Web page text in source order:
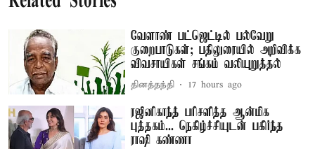
வேளாண் பட்ஜெட்டில் பல்வேறு
குறைபாடுகள்; பதிலுரையில் அறிவிக்க
விவசாயிகள் சங்கம் வலியுறுத்தல்
தினத்தந்தி 17 hours ago
ரஜினிகாந்த் பரிசளித்த ஆன்மிக
புத்தகம்... நெகிழ்ச்சியுடன் பகிர்ந்த
ராஷி கண்ணா